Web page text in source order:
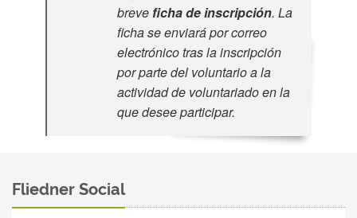
breve ficha de inscripción. La
ficha se enviará por correo
electrónico tras la inscripción
por parte del voluntario a la
actividad de voluntariado en la
que desee participar.
Fliedner Social